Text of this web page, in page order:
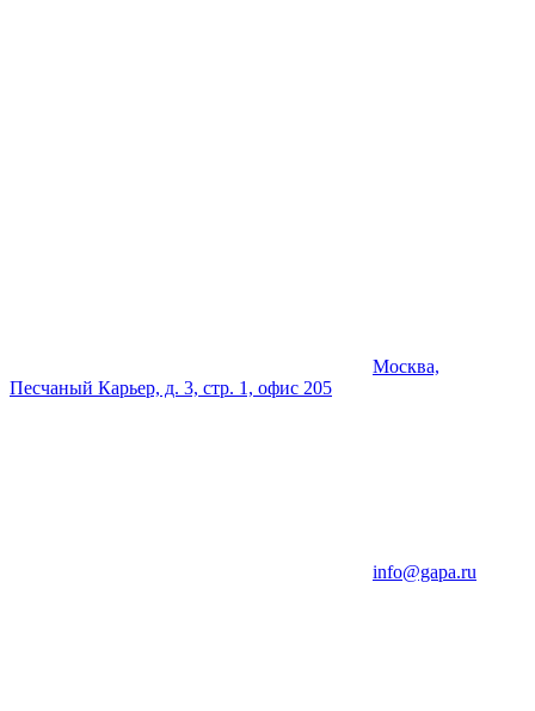
Москва,
Песчаный Карьер, д. 3, стр. 1, офис 205
info@gapa.ru